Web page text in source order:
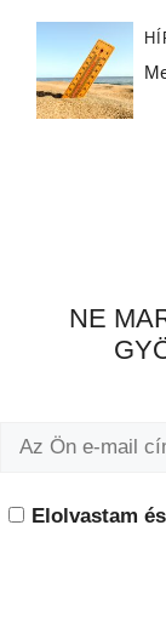
NE
Elolvastam